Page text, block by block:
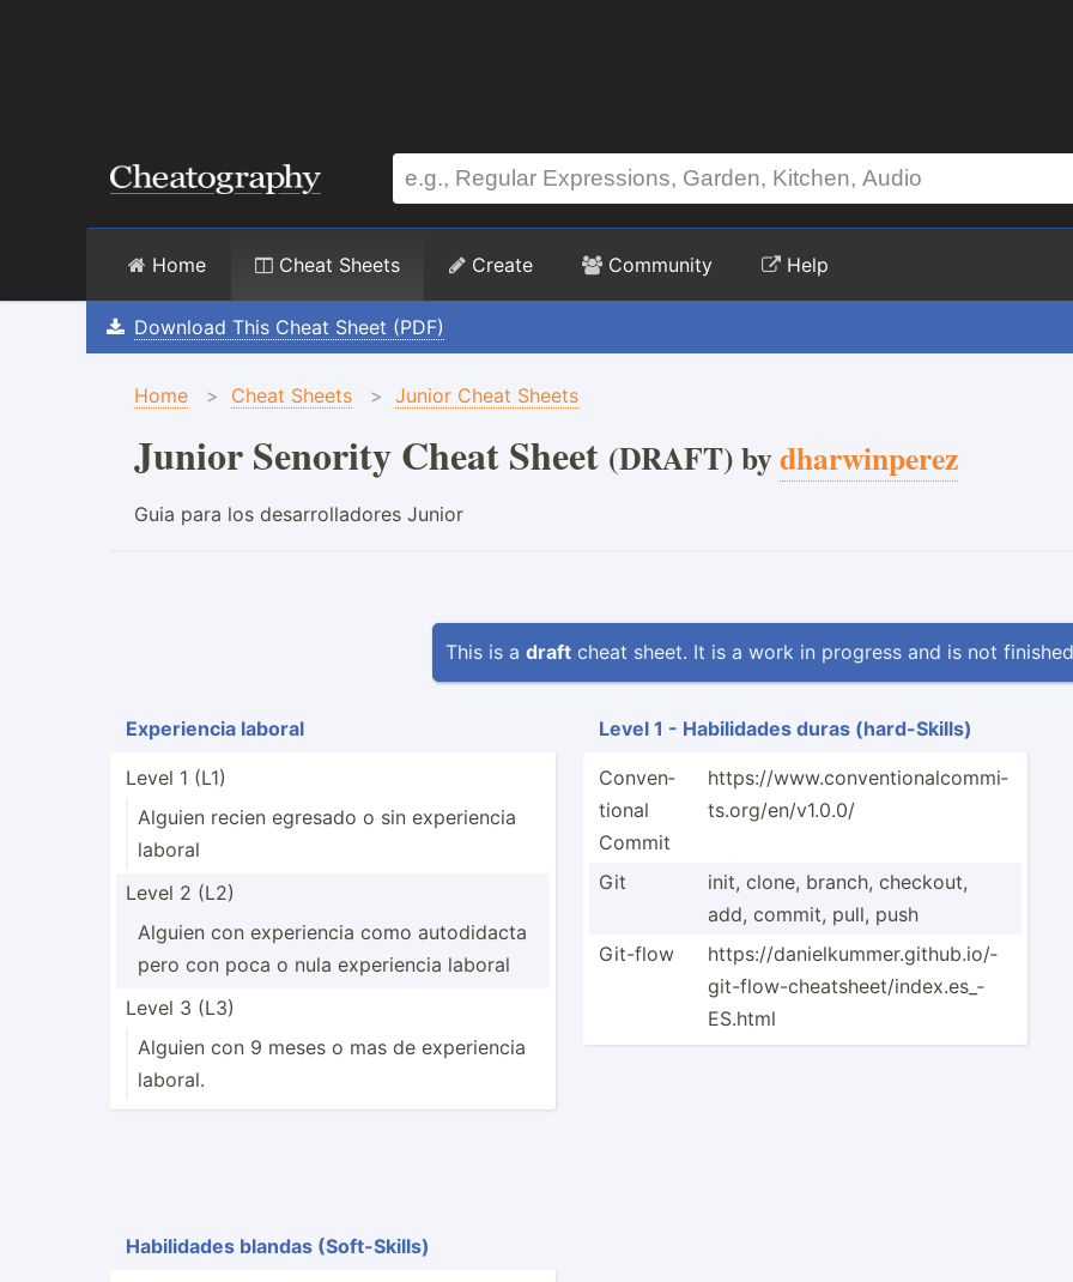
Home Cheat Sheets Create Community Help
Download This Cheat Sheet (PDF)
Home > Cheat Sheets > Junior Cheat Sheets
Junior Senority Cheat Sheet (DRAFT) bydharwinperez
Guia para los desarrolladores Junior
This is a draft cheat sheet. It is a work in progress and is not
Experi­encia laboral
Level 1 (L1)
Alguien recien egresado o sin experi­encia
laboral
Level 2 (L2)
Alguien con experi­encia como autodi­dacta
pero con poca o nula experi­encia laboral
Level 3 (L3)
Alguien con 9 meses o mas de experi­encia
laboral.
Habili­dades blandas (Soft-­Skills)
Level 1 - Habili­dades duras (hard-­Skills)
Conven­
tional
Commit
https:­­­/­/­w­­w­­w.c­­­o­n­­­ve­­n­t­­io­­­n­al­­­co­­m­­m­i­
t­­­s.o­­­r­g­/­­e­­n/­­­v1.0.0/
Git
init, clone, branch, checkout,
add, commit, pull, push
Git-flow
https:­­­/­/­d­­a­­ni­­­el­k­­­um­­m­e­­r.g­­­­it­­­hu­­b.i­­o­­/­­
gi­­­t-­f­­­lo­­w­-­­ch­­­e­at­­­sh­­e­­e­t­/­­­ind­­­e­x.e­­­s­_­­­
ES.html